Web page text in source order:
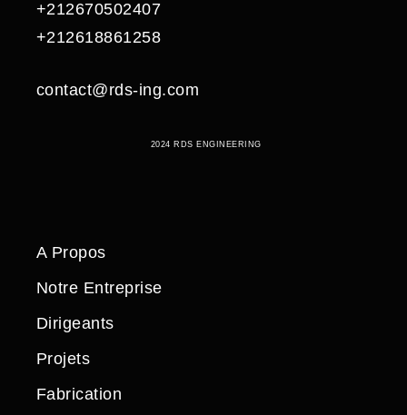
+212670502407
+212618861258
contact@rds-ing.com
2024 RDS ENGINEERING
A Propos
Notre Entreprise
Dirigeants
Projets
Fabrication